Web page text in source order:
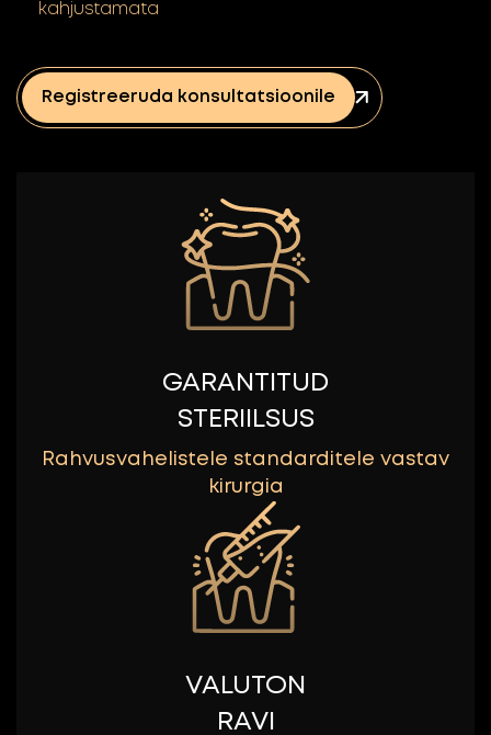
kahjustamata
Registreeruda konsultatsioonile
GARANTITUD
STERIILSUS
Rahvusvahelistele standarditele vastav
kirurgia
VALUTON
RAVI